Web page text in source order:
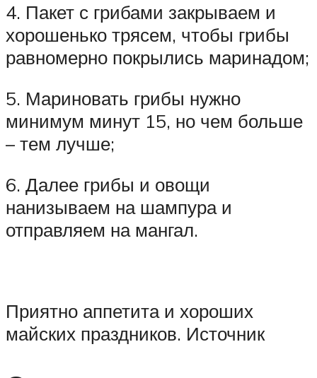
4. Пакет с грибами закрываем и
хорошенько трясем, чтобы грибы
равномерно покрылись маринадом;
5. Мариновать грибы нужно
минимум минут 15, но чем больше
– тем лучше;
6. Далее грибы и овощи
нанизываем на шампура и
отправляем на мангал.
Приятно аппетита и хороших
майских праздников. Источник